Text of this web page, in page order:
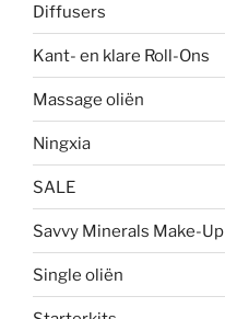
Diffusers
Kant- en klare Roll-Ons
Massage oliën
Ningxia
SALE
Savvy Minerals Make-Up
Single oliën